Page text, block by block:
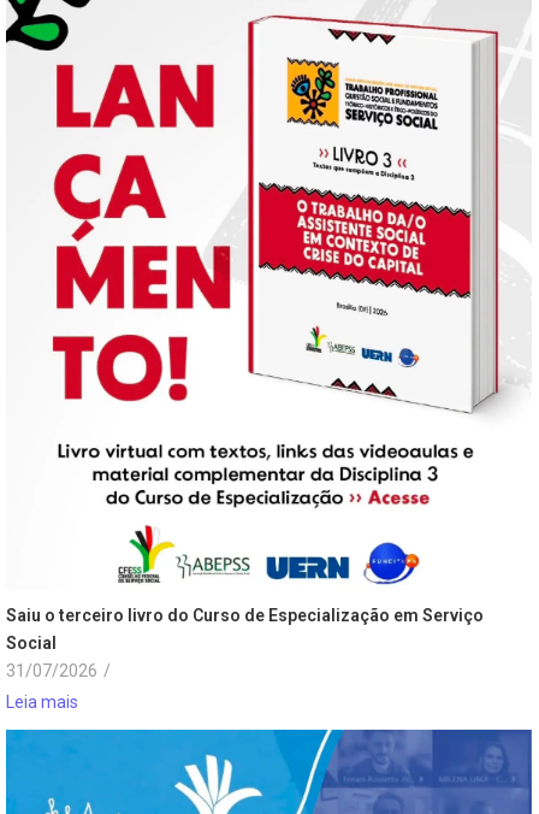
Saiu o terceiro livro do Curso de Especialização em Serviço
Social
31/07/2026 /
Leia mais